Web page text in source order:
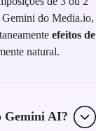
Gemini do Media.io,
efeitos de
natural.
Gemini AI?